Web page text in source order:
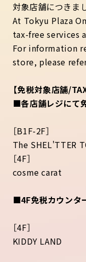
対象店舗につきま
At Tokyu Plaza
tax-free services
For information
store, please
【免税対象店舗/
■各店舗レジにて
［B1F-2F］
The SHEL'TTER
［4F］
cosme carat
■4F免税カウンタ
［4F］
KIDDY LAND